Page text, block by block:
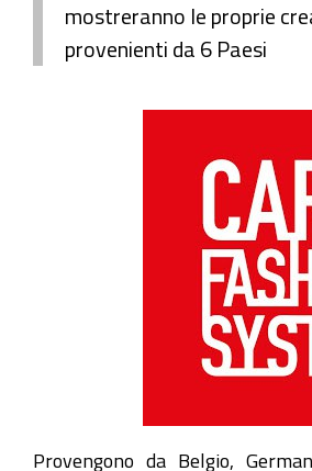
mostreranno le proprie
provenienti da 6 Paesi
Provengono da Belgio,